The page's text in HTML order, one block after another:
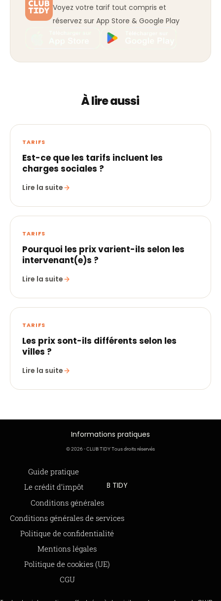
Voyez votre tarif tout compris et
réservez sur App Store & Google Play
À lire aussi
TARIFS
Est-ce que les tarifs incluent les
charges sociales ?
Lire la suite
TARIFS
Pourquoi les prix varient-ils selon les
intervenant(e)s ?
Lire la suite
TARIFS
Les prix sont-ils différents selon les
villes ?
Lire la suite
Informations pratiques
Guide pratique
Le crédit d’impôt
Offre de parrainage 50-50
FAQ
BLOG
© 2026 - CLUB TIDY Tous droits réservés
Informations légales
Conditions générales
Conditions générales de services
Politique de confidentialité
Mentions légales
Politique de cookies (UE)
CGU
CLUB TIDY
SAS CLUB TIDY
165 Avenue de Bretagne
979 480 886 RCS LILLE Métropole
SAP / 979480886 Acte 2023-140
Moyens de paiements
Paiements sécurisés via STRIPE